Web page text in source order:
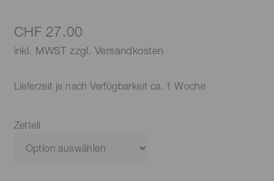
CHF 27.00
inkl. MWST zzgl. Versandkosten
Lieferzeit je nach Verfügbarkeit ca. 1 Woche
Zetteli